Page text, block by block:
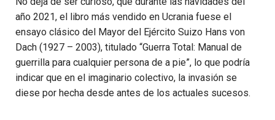
año 2021, el libro más vendido en Ucrania fuese el
ensayo clásico del Mayor del Ejército Suizo Hans von
Dach (1927 – 2003), titulado “Guerra Total: Manual de
guerrilla para cualquier persona de a pie”, lo que podría
indicar que en el imaginario colectivo, la invasión se
diese por hecha desde antes de los actuales sucesos.